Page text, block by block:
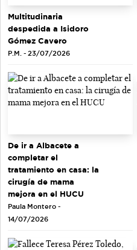
Multitudinaria
despedida a Isidoro
Gómez Cavero
P.M. - 23/07/2026
De ir a Albacete a
completar el
tratamiento en casa: la
cirugía de mama
mejora en el HUCU
Paula Montero -
14/07/2026